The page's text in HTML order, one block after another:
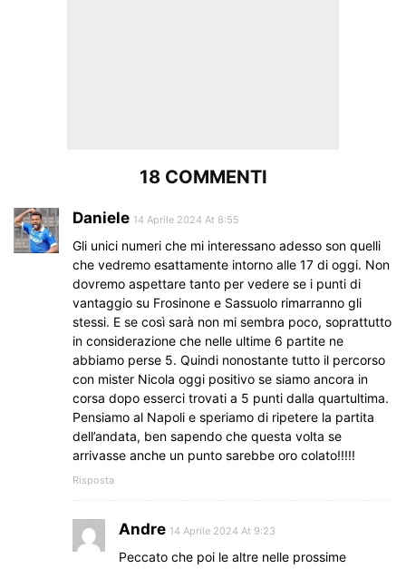
18 COMMENTI
Daniele 14 Aprile 2024 At 8:55
Gli unici numeri che mi interessano adesso son quelli
che vedremo esattamente intorno alle 17 di oggi. Non
dovremo aspettare tanto per vedere se i punti di
vantaggio su Frosinone e Sassuolo rimarranno gli
stessi. E se così sarà non mi sembra poco, soprattutto
in considerazione che nelle ultime 6 partite ne
abbiamo perse 5. Quindi nonostante tutto il percorso
con mister Nicola oggi positivo se siamo ancora in
corsa dopo esserci trovati a 5 punti dalla quartultima.
Pensiamo al Napoli e speriamo di ripetere la partita
dell’andata, ben sapendo che questa volta se
arrivasse anche un punto sarebbe oro colato!!!!!
Risposta
Andre 14 Aprile 2024 At 9:23
Peccato che poi le altre nelle prossime